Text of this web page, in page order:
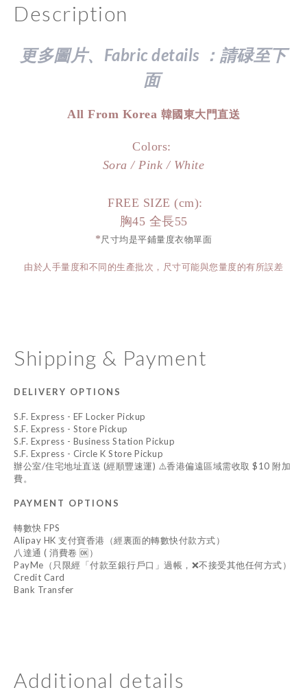
Description
更多圖片、Fabric details ：請碌至下
面
All From Korea 韓國東大門直送
Colors:
Sora / Pink / White
FREE SIZE (cm):
胸45 全長55
*尺寸均是平鋪量度衣物單面
由於人手量度和不同的生產批次，尺寸可能與您量度的有所誤差
Shipping & Payment
DELIVERY OPTIONS
S.F. Express - EF Locker Pickup
S.F. Express - Store Pickup
S.F. Express - Business Station Pickup
S.F. Express - Circle K Store Pickup
辦公室/住宅地址直送 (經順豐速運) ⚠️香港偏遠區域需收取 $10 附加
費。
PAYMENT OPTIONS
轉數快 FPS
Alipay HK 支付寶香港（經裏面的轉數快付款方式）
八達通 ( 消費卷 🆗）
PayMe（只限經「付款至銀行戶口」過帳，❌不接受其他任何方式）
Credit Card
Bank Transfer
Additional details